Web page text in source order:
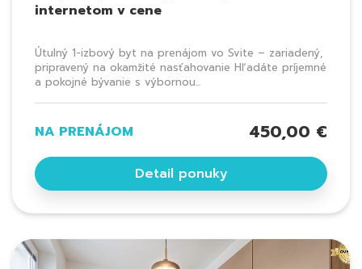
internetom v cene
Útulný 1-izbový byt na prenájom vo Svite – zariadený,
pripravený na okamžité nasťahovanie Hľadáte príjemné
a pokojné bývanie s výbornou...
NA PRENÁJOM 450,00 €
Detail ponuky